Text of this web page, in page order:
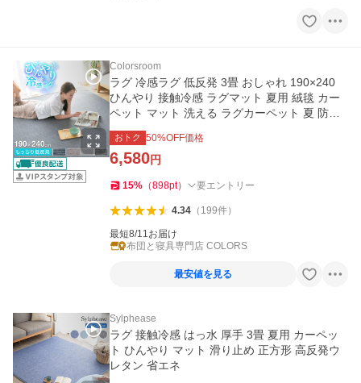
Colorsroom
ラグ 冷感ラグ 低反発 3畳 おしゃれ 190×240
ひんやり 接触冷感 ラグマット 夏用 絨毯 カー
ペット マット 洗える ラグカーペット 夏 防音
抗菌防臭 長方形
おトク 50%OFF価格
6,580円
15% （898pt） 要エントリー
4.34（ 199件）
最短8/11お届け
布団と寝具専門店 COLORS
最安値を見る
Sylphease
ラグ 接触冷感 はっ水 厚手 3畳 夏用 カーペッ
ト ひんやり マット 滑り止め 正方形 高反発ウ
レタン 省エネ